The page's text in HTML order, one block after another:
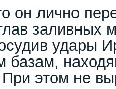
он лично
заливных
удары
базам,
этом не